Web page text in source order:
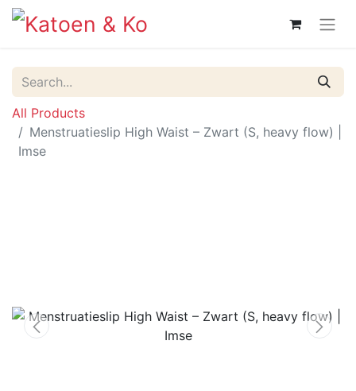
All Products
Menstruatieslip High Waist – Zwart (S, heavy flow) |
Imse